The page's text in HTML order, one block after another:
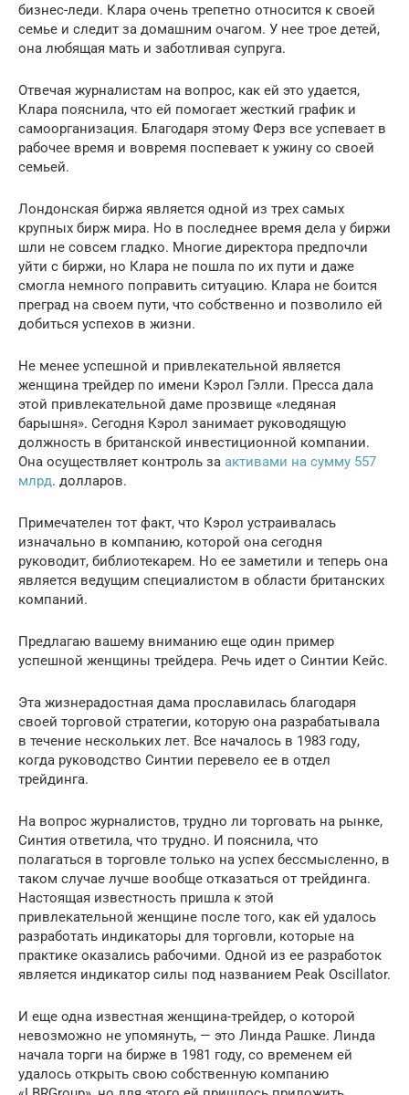
бизнес-леди. Клара очень трепетно относится к своей
семье и следит за домашним очагом. У нее трое детей,
она любящая мать и заботливая супруга.
Отвечая журналистам на вопрос, как ей это удается,
Клара пояснила, что ей помогает жесткий график и
самоорганизация. Благодаря этому Ферз все успевает в
рабочее время и вовремя поспевает к ужину со своей
семьей.
Лондонская биржа является одной из трех самых
крупных бирж мира. Но в последнее время дела у биржи
шли не совсем гладко. Многие директора предпочли
уйти с биржи, но Клара не пошла по их пути и даже
смогла немного поправить ситуацию. Клара не боится
преград на своем пути, что собственно и позволило ей
добиться успехов в жизни.
Не менее успешной и привлекательной является
женщина трейдер по имени Кэрол Гэлли. Пресса дала
этой привлекательной даме прозвище «ледяная
барышня». Сегодня Кэрол занимает руководящую
должность в британской инвестиционной компании.
Она осуществляет контроль за активами на сумму 557
млрд. долларов.
Примечателен тот факт, что Кэрол устраивалась
изначально в компанию, которой она сегодня
руководит, библиотекарем. Но ее заметили и теперь она
является ведущим специалистом в области британских
компаний.
Предлагаю вашему вниманию еще один пример
успешной женщины трейдера. Речь идет о Синтии Кейс.
Эта жизнерадостная дама прославилась благодаря
своей торговой стратегии, которую она разрабатывала
в течение нескольких лет. Все началось в 1983 году,
когда руководство Синтии перевело ее в отдел
трейдинга.
На вопрос журналистов, трудно ли торговать на рынке,
Синтия ответила, что трудно. И пояснила, что
полагаться в торговле только на успех бессмысленно, в
таком случае лучше вообще отказаться от трейдинга.
Настоящая известность пришла к этой
привлекательной женщине после того, как ей удалось
разработать индикаторы для торговли, которые на
практике оказались рабочими. Одной из ее разработок
является индикатор силы под названием Peak Oscillator.
И еще одна известная женщина-трейдер, о которой
невозможно не упомянуть, — это Линда Рашке. Линда
начала торги на бирже в 1981 году, со временем ей
удалось открыть свою собственную компанию